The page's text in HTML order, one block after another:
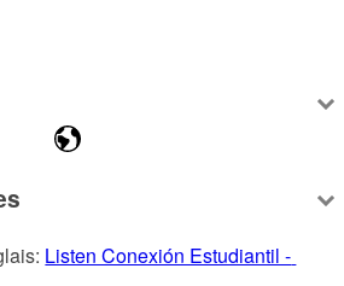
Listen Conexión Estudiantil -